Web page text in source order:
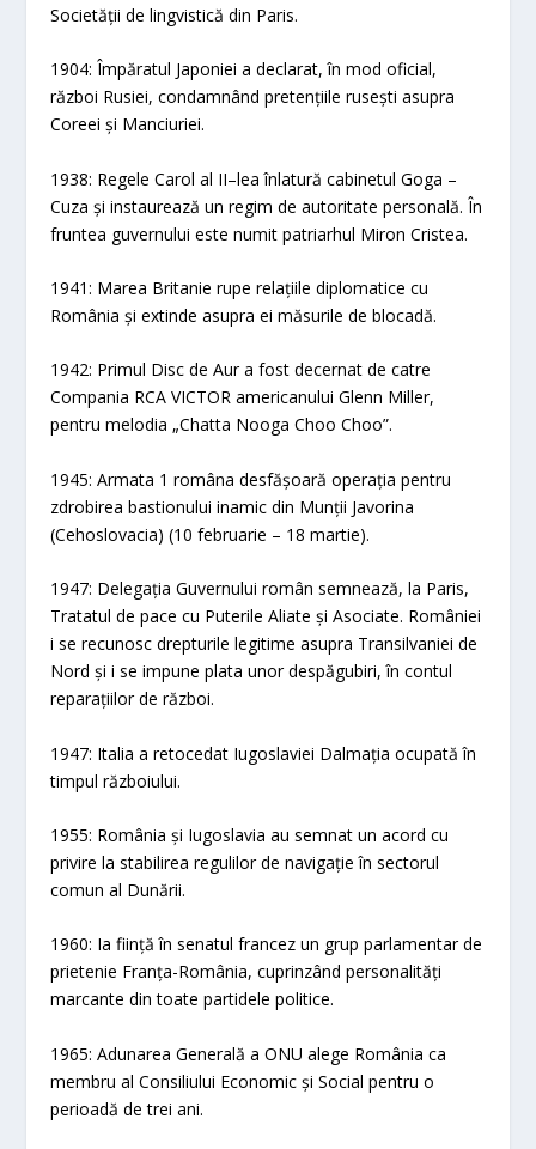
Societății de lingvistică din Paris.
1904: Împăratul Japoniei a declarat, în mod oficial,
război Rusiei, condamnând pretențiile rusești asupra
Coreei și Manciuriei.
1938: Regele Carol al II–lea înlatură cabinetul Goga –
Cuza și instaurează un regim de autoritate personală. În
fruntea guvernului este numit patriarhul Miron Cristea.
1941: Marea Britanie rupe relațiile diplomatice cu
România și extinde asupra ei măsurile de blocadă.
1942: Primul Disc de Aur a fost decernat de catre
Compania RCA VICTOR americanului Glenn Miller,
pentru melodia „Chatta Nooga Choo Choo”.
1945: Armata 1 româna desfășoară operația pentru
zdrobirea bastionului inamic din Munții Javorina
(Cehoslovacia) (10 februarie – 18 martie).
1947: Delegația Guvernului român semnează, la Paris,
Tratatul de pace cu Puterile Aliate și Asociate. României
i se recunosc drepturile legitime asupra Transilvaniei de
Nord și i se impune plata unor despăgubiri, în contul
reparațiilor de război.
1947: Italia a retocedat Iugoslaviei Dalmația ocupată în
timpul războiului.
1955: România și Iugoslavia au semnat un acord cu
privire la stabilirea regulilor de navigație în sectorul
comun al Dunării.
1960: Ia ființă în senatul francez un grup parlamentar de
prietenie Franța-România, cuprinzând personalități
marcante din toate partidele politice.
1965: Adunarea Generală a ONU alege România ca
membru al Consiliului Economic și Social pentru o
perioadă de trei ani.